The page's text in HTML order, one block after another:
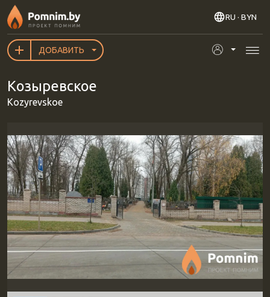
Перейти к основному содержанию
RU · BYN
ДОБАВИТЬ
Козыревское
Kozyrevskoe